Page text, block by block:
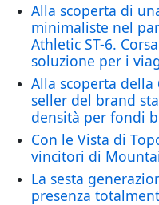
Alla scoperta di
minimaliste nel
Athletic ST-6.
soluzione per i
Alla scoperta
seller del brand
densità per fondi
Con le Vista di
vincitori di
La sesta
presenza